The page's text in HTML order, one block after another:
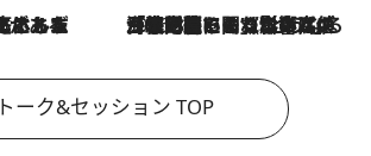
2026.8.3
「住宅建てられない…」「サーチャージ料の高値が続いている」ホルムズ海峡封鎖による影響はいつまで続く？《エネルギー専門家に聞く“どうなる日本の暮らし”》
トーク&セッション TOP